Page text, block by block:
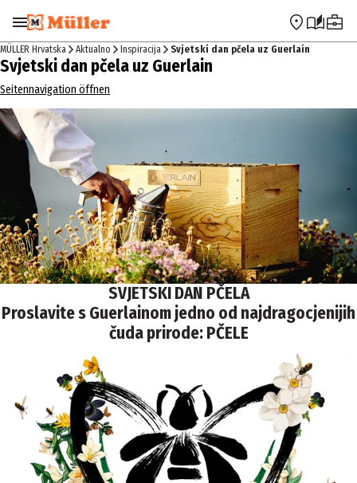
Preskoči na navigaciju Preskoči na glavni sadržaj
MÜLLER Hrvatska Aktualno Inspiracija Svjetski dan pčela uz Guerlain
Svjetski dan pčela uz Guerlain
Seitennavigation öffnen
SVJETSKI DAN PČELA
Proslavite s Guerlainom jedno od najdragocjenijih
čuda prirode: PČELE